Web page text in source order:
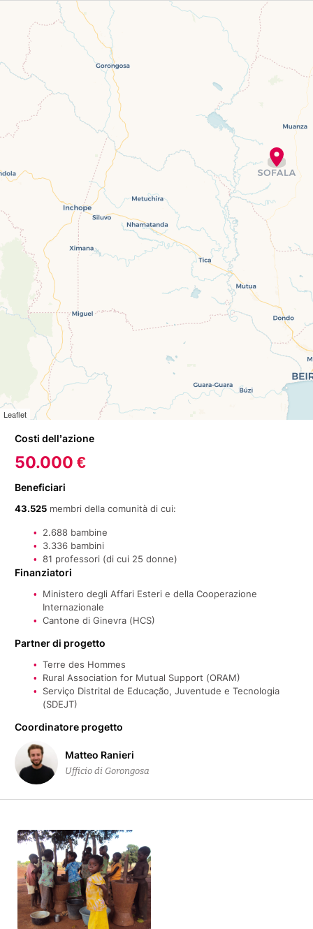
Leaflet
Costi dell’azione
50.000 €
Beneficiari
43.525membri della comunità di cui:
2.688 bambine
3.336 bambini
81 professori (di cui 25 donne)
Finanziatori
Ministero degli Affari Esteri e della Cooperazione
Internazionale
Cantone di Ginevra (HCS)
Partner di progetto
Terre des Hommes
Rural Association for Mutual Support (ORAM)
Serviço Distrital de Educação, Juventude e Tecnologia
(SDEJT)
Coordinatore progetto
Matteo Ranieri
Ufficio di Gorongosa